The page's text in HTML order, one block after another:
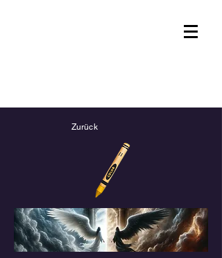
Ralph Llewellyn
Zurück